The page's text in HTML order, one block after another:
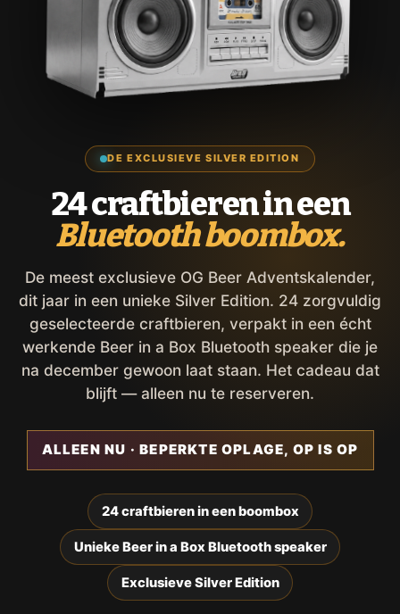
DE EXCLUSIEVE SILVER EDITION
24 craftbieren in een
Bluetooth boombox.
De meest exclusieve OG Beer Adventskalender,
dit jaar in een unieke Silver Edition. 24 zorgvuldig
geselecteerde craftbieren, verpakt in een écht
werkende Beer in a Box Bluetooth speaker die je
na december gewoon laat staan. Het cadeau dat
blijft — alleen nu te reserveren.
ALLEEN NU · BEPERKTE OPLAGE, OP IS OP
24 craftbieren in een boombox
Unieke Beer in a Box Bluetooth speaker
Exclusieve Silver Edition